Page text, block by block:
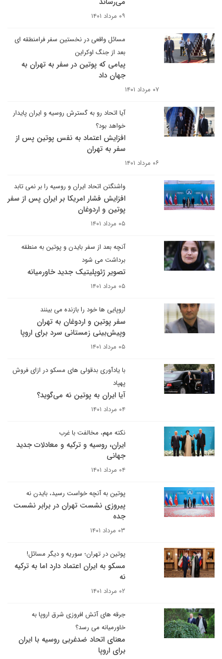
۰۹ مرداد ۱۴۰۱
مسائل واقعی در نخستین سفر فرامنطقه ای
بعد از جنگ اوکراین
پیامی که پوتین در سفر به تهران به
جهان داد
۰۷ مرداد ۱۴۰۱
آیا اتحاد رو به گسترش روسیه و ایران پایدار
خواهد بود؟
افزایش اعتماد به نفس پوتین پس از
سفر به تهران
۰۶ مرداد ۱۴۰۱
واشنگتن اتحاد ایران و روسیه را بر نمی تابد
افزایش فشار امریکا بر ایران پس از سفر
پوتین و اردوغان
۰۵ مرداد ۱۴۰۱
آنچه بعد از سفر بایدن و پوتین به منطقه
برداشت می شود
تصویر ژئوپلیتیک جدید خاورمیانه
۰۵ مرداد ۱۴۰۱
اروپایی ها خود را بازنده می بینند
سفر پوتین و اردوغان به تهران
وپیش‌بینی زمستانی سرد برای اروپا
۰۵ مرداد ۱۴۰۱
با یادآوری بدقولی های مسکو در ازای فروش
پهپاد
آیا ایران به پوتین نه می‌گوید؟
۰۴ مرداد ۱۴۰۱
نکته مهم، مخالفت با غرب
ایران، روسیه و ترکیه و معادلات جدید
جهانی
۰۴ مرداد ۱۴۰۱
پوتین به آنچه خواست رسید، بایدن نه
پیروزی نشست تهران در برابر نشست
جده
۰۳ مرداد ۱۴۰۱
پوتین در تهران؛ سوریه و دیگر مسائل!
مسکو به ایران اعتماد دارد اما به ترکیه
نه
۰۲ مرداد ۱۴۰۱
جرقه های آتش افروزی شرق اروپا به
خاورمیانه می رسد؟
معنای اتحاد ضدغربی روسیه با ایران
برای اروپا